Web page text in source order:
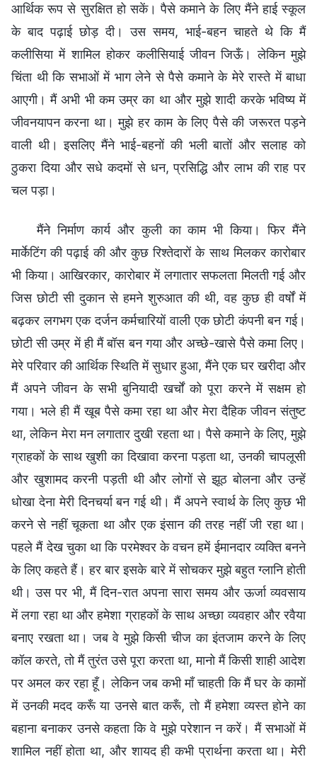
आर्थिक रूप से सुरक्षित हो सकें। पैसे कमाने के लिए मैंने हाई स्कूल
के बाद पढ़ाई छोड़ दी। उस समय, भाई-बहन चाहते थे कि मैं
कलीसिया में शामिल होकर कलीसियाई जीवन जिऊँ। लेकिन मुझे
चिंता थी कि सभाओं में भाग लेने से पैसे कमाने के मेरे रास्ते में बाधा
आएगी। मैं अभी भी कम उम्र का था और मुझे शादी करके भविष्य में
जीवनयापन करना था। मुझे हर काम के लिए पैसे की जरूरत पड़ने
वाली थी। इसलिए मैंने भाई-बहनों की भली बातों और सलाह को
ठुकरा दिया और सधे कदमों से धन, प्रसिद्धि और लाभ की राह पर
चल पड़ा।
मैंने निर्माण कार्य और कुली का काम भी किया। फिर मैंने
मार्केटिंग की पढ़ाई की और कुछ रिश्तेदारों के साथ मिलकर कारोबार
भी किया। आखिरकार, कारोबार में लगातार सफलता मिलती गई और
जिस छोटी सी दुकान से हमने शुरुआत की थी, वह कुछ ही वर्षों में
बढ़कर लगभग एक दर्जन कर्मचारियों वाली एक छोटी कंपनी बन गई।
छोटी सी उम्र में ही मैं बॉस बन गया और अच्छे-खासे पैसे कमा लिए।
मेरे परिवार की आर्थिक स्थिति में सुधार हुआ, मैंने एक घर खरीदा और
मैं अपने जीवन के सभी बुनियादी खर्चों को पूरा करने में सक्षम हो
गया। भले ही मैं खूब पैसे कमा रहा था और मेरा दैहिक जीवन संतुष्ट
था, लेकिन मेरा मन लगातार दुखी रहता था। पैसे कमाने के लिए, मुझे
ग्राहकों के साथ खुशी का दिखावा करना पड़ता था, उनकी चापलूसी
और खुशामद करनी पड़ती थी और लोगों से झूठ बोलना और उन्हें
धोखा देना मेरी दिनचर्या बन गई थी। मैं अपने स्वार्थ के लिए कुछ भी
करने से नहीं चूकता था और एक इंसान की तरह नहीं जी रहा था।
पहले मैं देख चुका था कि परमेश्वर के वचन हमें ईमानदार व्यक्ति बनने
के लिए कहते हैं। हर बार इसके बारे में सोचकर मुझे बहुत ग्लानि होती
थी। उस पर भी, मैं दिन-रात अपना सारा समय और ऊर्जा व्यवसाय
में लगा रहा था और हमेशा ग्राहकों के साथ अच्छा व्यवहार और रवैया
बनाए रखता था। जब वे मुझे किसी चीज का इंतजाम करने के लिए
कॉल करते, तो मैं तुरंत उसे पूरा करता था, मानो मैं किसी शाही आदेश
पर अमल कर रहा हूँ। लेकिन जब कभी माँ चाहती कि मैं घर के कामों
में उनकी मदद करूँ या उनसे बात करूँ, तो मैं हमेशा व्यस्त होने का
बहाना बनाकर उनसे कहता कि वे मुझे परेशान न करें। मैं सभाओं में
शामिल नहीं होता था, और शायद ही कभी प्रार्थना करता था। मेरी